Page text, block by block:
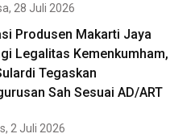
28 Juli 2026
Produsen Makarti Jaya
Legalitas Kemenkumham,
Tegaskan
Sah Sesuai AD/ART
2 Juli 2026